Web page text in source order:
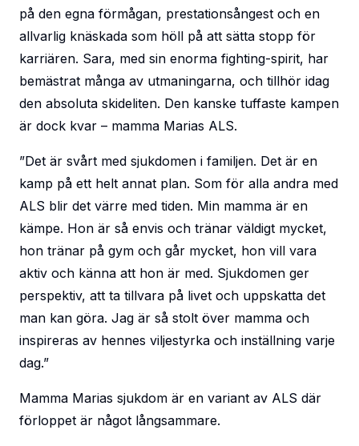
på den egna förmågan, prestationsångest och en
allvarlig knäskada som höll på att sätta stopp för
karriären. Sara, med sin enorma fighting-spirit, har
bemästrat många av utmaningarna, och tillhör idag
den absoluta skideliten. Den kanske tuffaste kampen
är dock kvar – mamma Marias ALS.
”Det är svårt med sjukdomen i familjen. Det är en
kamp på ett helt annat plan. Som för alla andra med
ALS blir det värre med tiden. Min mamma är en
kämpe. Hon är så envis och tränar väldigt mycket,
hon tränar på gym och går mycket, hon vill vara
aktiv och känna att hon är med. Sjukdomen ger
perspektiv, att ta tillvara på livet och uppskatta det
man kan göra. Jag är så stolt över mamma och
inspireras av hennes viljestyrka och inställning varje
dag.”
Mamma Marias sjukdom är en variant av ALS där
förloppet är något långsammare.